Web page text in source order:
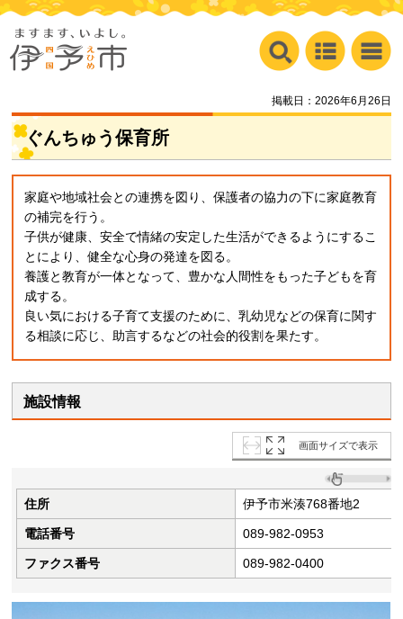
掲載日：2026年6月26日
ぐんちゅう保育所
家庭や地域社会との連携を図り、保護者の協力の下に家庭教育
の補完を行う。
子供が健康、安全で情緒の安定した生活ができるようにするこ
とにより、健全な心身の発達を図る。
養護と教育が一体となって、豊かな人間性をもった子どもを育
成する。
良い気における子育て支援のために、乳幼児などの保育に関す
る相談に応じ、助言するなどの社会的役割を果たす。
施設情報
画面サイズで表示
住所 伊予市米湊768番地2
電話番号 089-982-0953
ファクス番号 089-982-0400